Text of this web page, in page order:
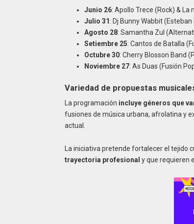
Junio 26: Apollo Trece (Rock) & La
Julio 31 : Dj Bunny Wabbit (Esteban
Agosto 28: Samantha Zul
Setiembre 25: Cantos de Batalla
Octubre 30: Cherry Blosson Band
Noviembre 27: As Duas (Fusión
Variedad de propuestas
La programación incluye géneros que
fusiones de música urbana, afrolatina y
actual.
La iniciativa pretende fortalecer el tejido
trayectoria profesional y que requieren